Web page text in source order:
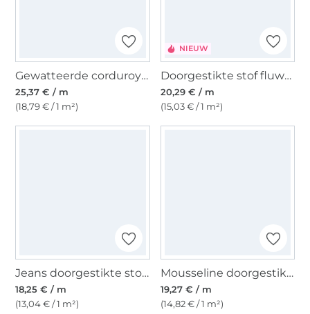
Gewatteerde corduroy stof, beige
25,37 € / m
(18,79 € / 1 m²)
NIEUW
Doorgestikte stof fluwelen Bloemen, bessenkleurig
20,29 € / m
(15,03 € / 1 m²)
Jeans doorgestikte stof, donkerblauw
18,25 € / m
(13,04 € / 1 m²)
Mousseline doorgestikte stof Doubleface Wildside Flowers, lichtfuchsia
19,27 € / m
(14,82 € / 1 m²)